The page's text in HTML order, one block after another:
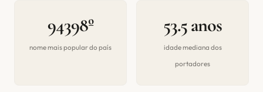
94398º
nome mais popular do país
53.5 anos
idade mediana dos
portadores